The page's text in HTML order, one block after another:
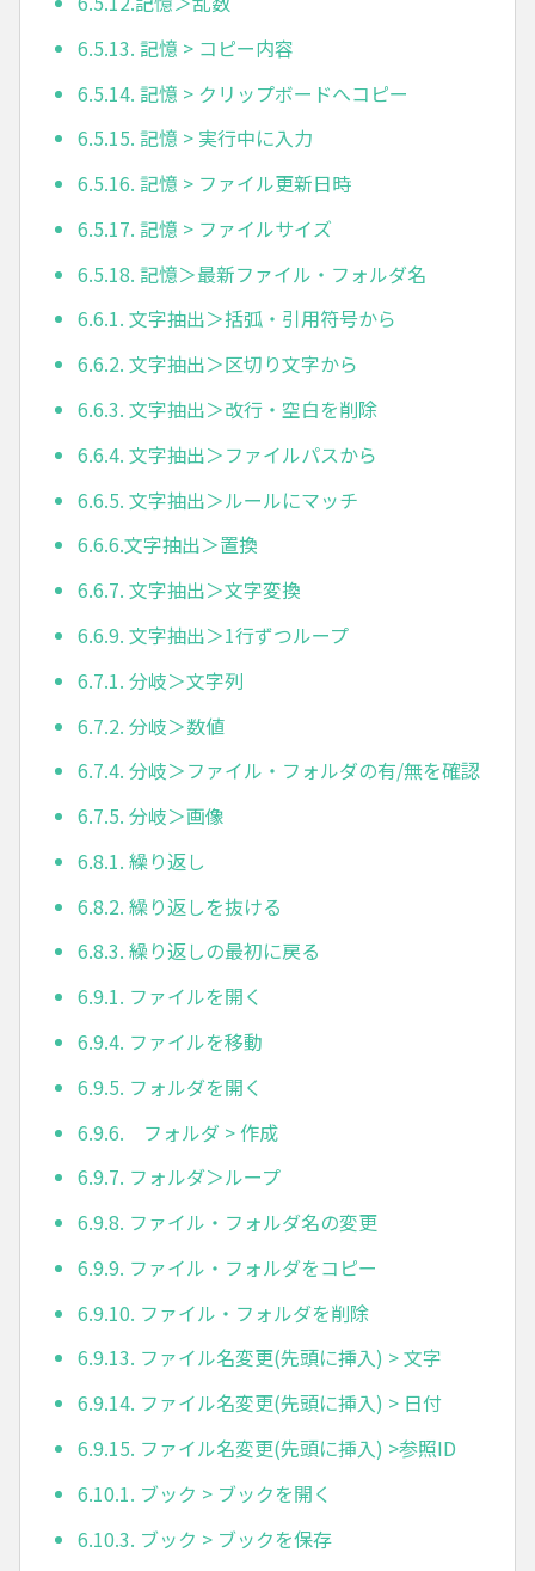
6.5.13. 記憶 > コピー内容
6.5.14. 記憶 > クリップボードへコピー
6.5.15. 記憶 > 実行中に入力
6.5.16. 記憶 > ファイル更新日時
6.5.17. 記憶 > ファイルサイズ
6.5.18. 記憶＞最新ファイル・フォルダ名
6.6.1. 文字抽出＞括弧・引用符号から
6.6.2. 文字抽出＞区切り文字から
6.6.3. 文字抽出＞改行・空白を削除
6.6.4. 文字抽出＞ファイルパスから
6.6.5. 文字抽出＞ルールにマッチ
6.6.6.文字抽出＞置換
6.6.7. 文字抽出＞文字変換
6.6.9. 文字抽出＞1行ずつループ
6.7.1. 分岐＞文字列
6.7.2. 分岐＞数値
6.7.4. 分岐＞ファイル・フォルダの有/無を確認
6.7.5. 分岐＞画像
6.8.1. 繰り返し
6.8.2. 繰り返しを抜ける
6.8.3. 繰り返しの最初に戻る
6.9.1. ファイルを開く
6.9.4. ファイルを移動
6.9.5. フォルダを開く
6.9.6. フォルダ > 作成
6.9.7. フォルダ＞ループ
6.9.8. ファイル・フォルダ名の変更
6.9.9. ファイル・フォルダをコピー
6.9.10. ファイル・フォルダを削除
6.9.13. ファイル名変更(先頭に挿入) > 文字
6.9.14. ファイル名変更(先頭に挿入) > 日付
6.9.15. ファイル名変更(先頭に挿入) >参照ID
6.10.1. ブック > ブックを開く
6.10.3. ブック > ブックを保存